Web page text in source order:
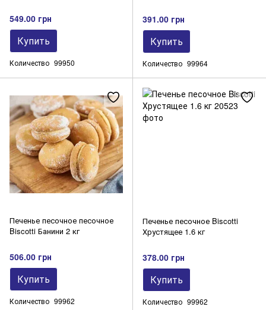
549.00 грн
Купить
Количество 99950
391.00 грн
Купить
Количество 99964
Печенье песочное песочное
Biscotti Банини 2 кг
506.00 грн
Купить
Количество 99962
Печенье песочное Biscotti
Хрустящее 1.6 кг
378.00 грн
Купить
Количество 99962